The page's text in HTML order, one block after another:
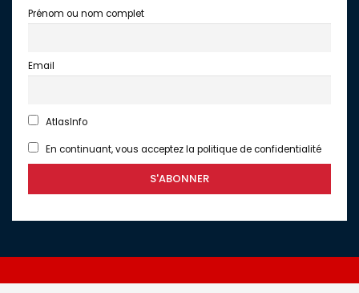
Prénom ou nom complet
Email
AtlasInfo
En continuant, vous acceptez la politique de confidentialité